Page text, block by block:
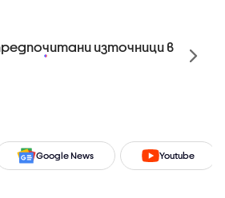
източници в
Google News Youtube